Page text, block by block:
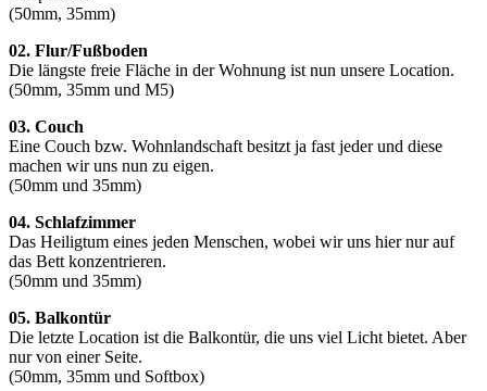
(50mm, 35mm)
02. Flur/Fußboden
Die längste freie Fläche in der Wohnung ist nun unsere Location.
(50mm, 35mm und M5)
03. Couch
Eine Couch bzw. Wohnlandschaft besitzt ja fast jeder und diese
machen wir uns nun zu eigen.
(50mm und 35mm)
04. Schlafzimmer
Das Heiligtum eines jeden Menschen, wobei wir uns hier nur auf
das Bett konzentrieren.
(50mm und 35mm)
05. Balkontür
Die letzte Location ist die Balkontür, die uns viel Licht bietet. Aber
nur von einer Seite.
(50mm, 35mm und Softbox)